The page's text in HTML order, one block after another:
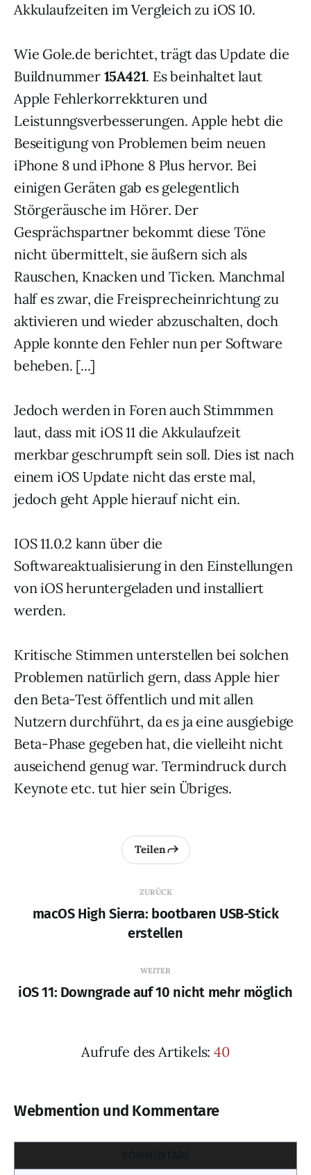
Akkulaufzeiten im Vergleich zu iOS 10.
Wie Gole.de berichtet, trägt das Update die
Buildnummer 15A421. Es beinhaltet laut
Apple Fehlerkorrekkturen und
Leistunngsverbesserungen. Apple hebt die
Beseitigung von Problemen beim neuen
iPhone 8 und iPhone 8 Plus hervor. Bei
einigen Geräten gab es gelegentlich
Störgeräusche im Hörer. Der
Gesprächspartner bekommt diese Töne
nicht übermittelt, sie äußern sich als
Rauschen, Knacken und Ticken. Manchmal
half es zwar, die Freisprecheinrichtung zu
aktivieren und wieder abzuschalten, doch
Apple konnte den Fehler nun per Software
beheben. [...]
Jedoch werden in Foren auch Stimmmen
laut, dass mit iOS 11 die Akkulaufzeit
merkbar geschrumpft sein soll. Dies ist nach
einem iOS Update nicht das erste mal,
jedoch geht Apple hierauf nicht ein.
IOS 11.0.2 kann über die
Softwareaktualisierung in den Einstellungen
von iOS heruntergeladen und installiert
werden.
Kritische Stimmen unterstellen bei solchen
Problemen natürlich gern, dass Apple hier
den Beta-Test öffentlich und mit allen
Nutzern durchführt, da es ja eine ausgiebige
Beta-Phase gegeben hat, die vielleiht nicht
auseichend genug war. Termindruck durch
Keynote etc. tut hier sein Übriges.
ZURÜCK
macOS High Sierra: bootbaren USB-Stick
erstellen
Teilen
WEITER
iOS 11: Downgrade auf 10 nicht mehr möglich
Aufrufe des Artikels: 40
Webmention und Kommentare